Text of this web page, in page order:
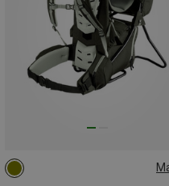
ONE SIZE